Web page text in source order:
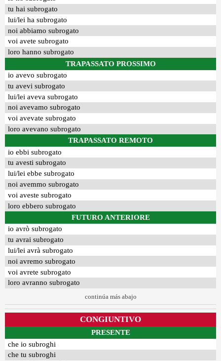
tu hai subrogato
lui/lei ha subrogato
noi abbiamo subrogato
voi avete subrogato
loro hanno subrogato
TRAPASSATO PROSSIMO
io avevo subrogato
tu avevi subrogato
lui/lei aveva subrogato
noi avevamo subrogato
voi avevate subrogato
loro avevano subrogato
TRAPASSATO REMOTO
io ebbi subrogato
tu avesti subrogato
lui/lei ebbe subrogato
noi avemmo subrogato
voi aveste subrogato
loro ebbero subrogato
FUTURO ANTERIORE
io avrò subrogato
tu avrai subrogato
lui/lei avrà subrogato
noi avremo subrogato
voi avrete subrogato
loro avranno subrogato
continúa más abajo
CONGIUNTIVO
PRESENTE
che io subroghi
che tu subroghi